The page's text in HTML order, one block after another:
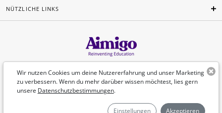
Wir nutzen Cookies um deine Nutzererfahrung und unser Marketing
zu verbessern. Wenn du mehr darüber wissen möchtest, lies gern
unsere Datenschutzbestimmungen.
Einstellungen Akzeptieren
NÜTZLICHE LINKS
Deutsch
©Aimigo 2026